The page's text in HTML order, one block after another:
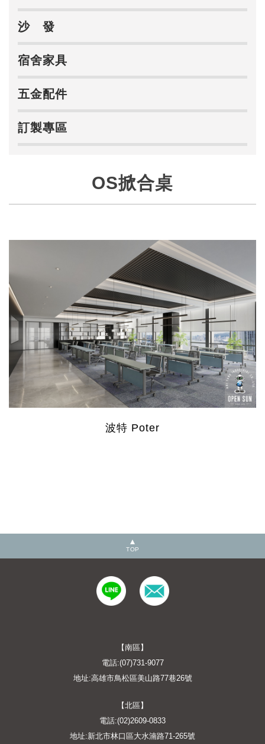
沙 發
宿舍家具
五金配件
訂製專區
OS掀合桌
波特 Poter
TOP
【南區】
電話:(07)731-9077
地址:高雄市鳥松區美山路77巷26號
【北區】
電話:(02)2609-0833
地址:新北市林口區大水湳路71-265號